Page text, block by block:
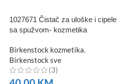
1027671 Čistač za uloške i cipele
sa spužvom- kozmetika
Birkenstock kozmetika,
Birkenstock sve
(3)